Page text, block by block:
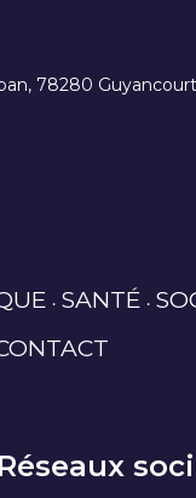
78280
SANTÉ
Réseaux